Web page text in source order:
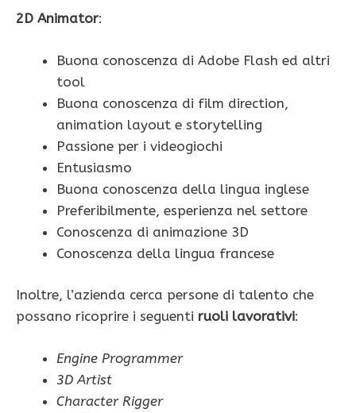
2D Animator:
Buona conoscenza di Adobe Flash ed altri
tool
Buona conoscenza di film direction,
animation layout e storytelling
Passione per i videogiochi
Entusiasmo
Buona conoscenza della lingua inglese
Preferibilmente, esperienza nel settore
Conoscenza di animazione 3D
Conoscenza della lingua francese
Inoltre, l’azienda cerca persone di talento che
possano ricoprire i seguenti ruoli lavorativi:
Engine Programmer
3D Artist
Character Rigger